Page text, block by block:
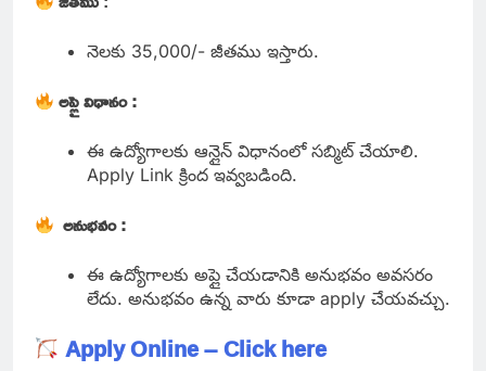
నెలకు 35,000/- జీతము ఇస్తారు.
అప్లై విధానం :
ఈ ఉద్యోగాలకు ఆన్లైన్ విధానంలో సబ్మిట్ చేయాలి.
Apply Link క్రింద ఇవ్వబడింది.
అనుభవం :
ఈ ఉద్యోగాలకు అప్లై చేయడానికి అనుభవం అవసరం
లేదు. అనుభవం ఉన్న వారు కూడా apply చేయవచ్చు.
Apply Online – Click here